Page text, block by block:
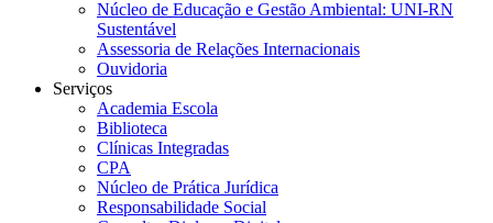
Núcleo de Educação e Gestão Ambiental: UNI-RN
Sustentável
Assessoria de Relações Internacionais
Ouvidoria
Serviços
Academia Escola
Biblioteca
Clínicas Integradas
CPA
Núcleo de Prática Jurídica
Responsabilidade Social